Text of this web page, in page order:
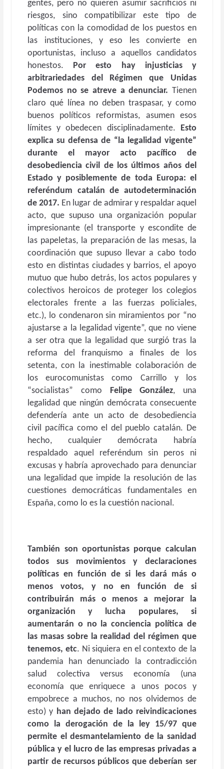
gentes, pero no quieren asumir sacrificios ni
riesgos, sino compatibilizar este tipo de
políticas con la comodidad de los puestos en
las instituciones, y eso les convierte en
oportunistas, incluso a aquellos candidatos
honestos. Por esto hay injusticias y
arbitrariedades del Régimen que Unidas
Podemos no se atreve a denunciar. Tienen
claro qué línea no deben traspasar, y como
buenos políticos reformistas, asumen esos
límites y obedecen disciplinadamente. Esto
explica su defensa de “la legalidad vigente”
durante el mayor acto pacífico de
desobediencia civil de los últimos años del
Estado y posiblemente de toda Europa: el
referéndum catalán de autodeterminación
de 2017. En lugar de admirar y respaldar aquel
acto, que supuso una organización popular
impresionante (el transporte y escondite de
las papeletas, la preparación de las mesas, la
coordinación que supuso llevar a cabo todo
esto en distintas ciudades y barrios, el apoyo
mutuo que hubo detrás, los actos populares y
colectivos heroicos de proteger los colegios
electorales frente a las fuerzas policiales,
etc.), lo condenaron sin miramientos por “no
ajustarse a la legalidad vigente”, que no viene
a ser otra que la legalidad que surgió tras la
reforma del franquismo a finales de los
setenta, con la inestimable colaboración de
los eurocomunistas como Carrillo y los
“socialistas” como Felipe González, una
legalidad que ningún demócrata consecuente
defendería ante un acto de desobediencia
civil pacífica como el del pueblo catalán. De
hecho, cualquier demócrata habría
respaldado aquel referéndum sin peros ni
excusas y habría aprovechado para denunciar
una legalidad que impide la resolución de las
cuestiones democráticas fundamentales en
España, como lo es la cuestión nacional.
También son oportunistas porque calculan
todos sus movimientos y declaraciones
políticas en función de si les dará más o
menos votos, y no en función de si
contribuirán más o menos a mejorar la
organización y lucha populares, si
aumentarán o no la conciencia política de
las masas sobre la realidad del régimen que
tenemos, etc. Ni siquiera en el contexto de la
pandemia han denunciado la contradicción
salud colectiva versus economía (una
economía que enriquece a unos pocos y
empobrece a muchos, no nos olvidemos de
esto) y han dejado de lado reivindicaciones
como la derogación de la ley 15/97 que
permite el desmantelamiento de la sanidad
pública y el lucro de las empresas privadas a
partir de recursos públicos que deberían ser